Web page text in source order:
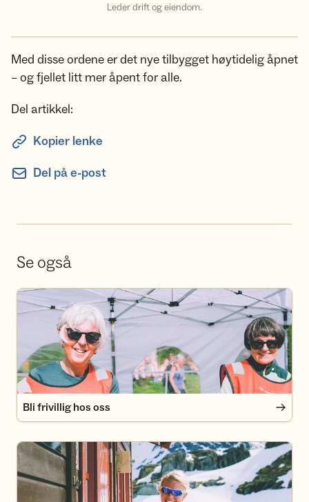
Leder drift og eiendom.
Med disse ordene er det nye tilbygget høytidelig åpnet
– og fjellet litt mer åpent for alle.
Del artikkel:
Kopier lenke
Del på e-post
Se også
Bli frivillig hos oss
Bli frivillig hos oss
Bli medlem